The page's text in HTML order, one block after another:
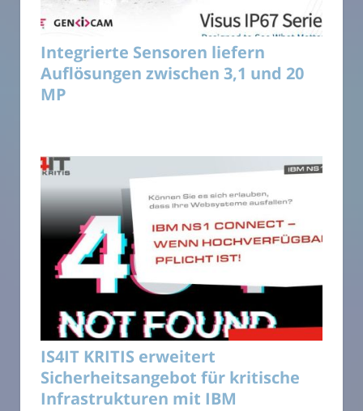
Integrierte Sensoren liefern
Auflösungen zwischen 3,1 und 20
MP
IS4IT KRITIS erweitert
Sicherheitsangebot für kritische
Infrastrukturen mit IBM